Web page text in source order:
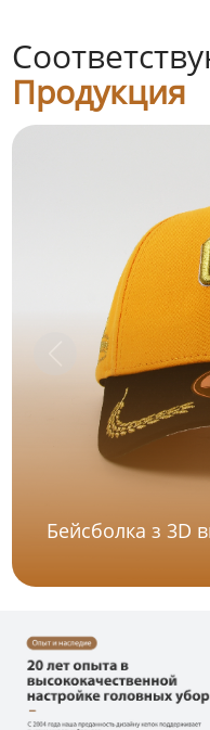
Продукция
Бейсболка з 3D